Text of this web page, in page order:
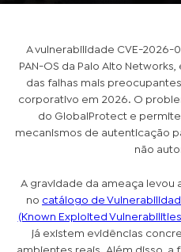
A vulnerabilidade CVE-2026-
PAN-OS da Palo Alto
das falhas mais
corporativo em 2026. O
do GlobalProtect e
mecanismos de autenticação
não
A gravidade da ameaça levou
no catálogo de
(Known Exploited Vulnerabilities
já existem evidências